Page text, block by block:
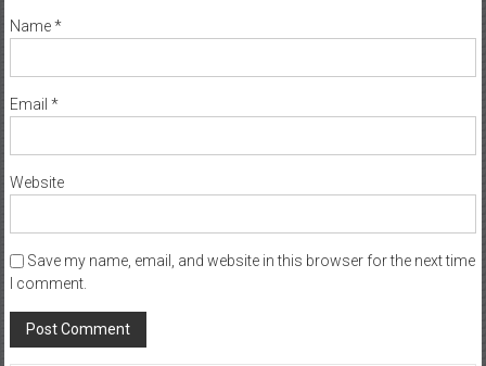
Name*
Email *
Website
Save my name, email, and website in this browser for the next time
I comment.